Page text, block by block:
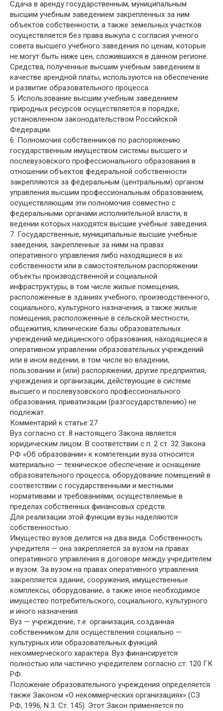
Сдача в аренду государственным, муниципальным
высшим учебным заведением закрепленных за ним
объектов собственности, а также земельных участков
осуществляется без права выкупа с согласия ученого
совета высшего учебного заведения по ценам, которые
не могут быть ниже цен, сложившихся в данном регионе.
Средства, полученные высшим учебным заведением в
качестве арендной платы, используются на обеспечение
и развитие образовательного процесса.
5. Использование высшим учебным заведением
природных ресурсов осуществляется в порядке,
установленном законодательством Российской
Федерации.
6. Полномочия собственников по распоряжению
государственным имуществом системы высшего и
послевузовского профессионального образования в
отношении объектов федеральной собственности
закрепляются за федеральным (центральным) органом
управления высшим профессиональным образованием,
осуществляющим эти полномочия совместно с
федеральными органами исполнительной власти, в
ведении которых находятся высшие учебные заведения.
7. Государственные, муниципальные высшие учебные
заведения, закрепленные за ними на правах
оперативного управления либо находящиеся в их
собственности или в самостоятельном распоряжении
объекты производственной и социальной
инфраструктуры, в том числе жилые помещения,
расположенные в зданиях учебного, производственного,
социального, культурного назначения, а также жилые
помещения, расположенные в сельской местности,
общежития, клинические базы образовательных
учреждений медицинского образования, находящиеся в
оперативном управлении образовательных учреждений
или в ином ведении, в том числе во владении,
пользовании и (или) распоряжении, другие предприятия,
учреждения и организации, действующие в системе
высшего и послевузовского профессионального
образования, приватизации (разгосударствлению) не
подлежат.
Комментарий к статье 27
Вуз согласно ст. 8 настоящего Закона является
юридическим лицом. В соответствии с п. 2 ст. 32 Закона
РФ «Об образовании» к компетенции вуза относится
материально — техническое обеспечение и оснащение
образовательного процесса, оборудование помещений в
соответствии с государственными и местными
нормативами и требованиями, осуществляемые в
пределах собственных финансовых средств.
Для реализации этой функции вузы наделяются
собственностью.
Имущество вузов делится на два вида. Собственность
учредителя — она закрепляется за вузом на правах
оперативного управления в договоре между учредителем
и вузом. За вузом на правах оперативного управления
закрепляется здание, сооружения, имущественные
комплексы, оборудование, а также иное необходимое
имущество потребительского, социального, культурного
и иного назначения.
Вуз — учреждение, т.е. организация, созданная
собственником для осуществления социально —
культурных или образовательных функций
некоммерческого характера. Вуз финансируется
полностью или частично учредителем согласно ст. 120 ГК
РФ.
Положение образовательного учреждения определяется
также Законом «О некоммерческих организациях» (СЗ
РФ, 1996, N 3. Ст. 145). Этот Закон применяется по